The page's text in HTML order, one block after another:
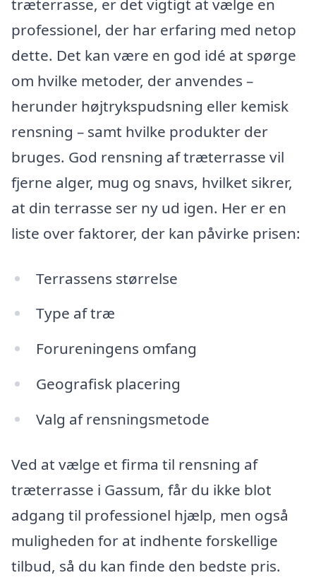
træterrasse, er det vigtigt at vælge en
professionel, der har erfaring med netop
dette. Det kan være en god idé at spørge
om hvilke metoder, der anvendes –
herunder højtrykspudsning eller kemisk
rensning – samt hvilke produkter der
bruges. God rensning af træterrasse vil
fjerne alger, mug og snavs, hvilket sikrer,
at din terrasse ser ny ud igen. Her er en
liste over faktorer, der kan påvirke prisen:
Terrassens størrelse
Type af træ
Forureningens omfang
Geografisk placering
Valg af rensningsmetode
Ved at vælge et firma til rensning af
træterrasse i Gassum, får du ikke blot
adgang til professionel hjælp, men også
muligheden for at indhente forskellige
tilbud, så du kan finde den bedste pris.